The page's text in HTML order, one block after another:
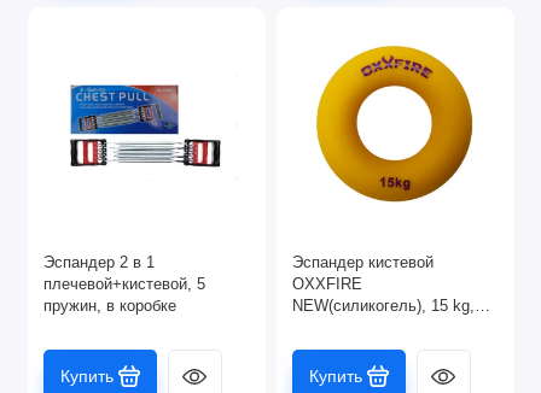
Эспандер 2 в 1
плечевой+кистевой, 5
пружин, в коробке
Купить
Эспандер кистевой
OXXFIRE
NEW(силикогель), 15 kg,
Купить